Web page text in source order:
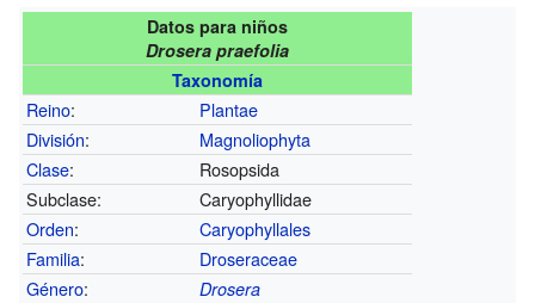
Datos para niños
Drosera praefolia
Taxonomía
Reino:
Plantae
División:
Magnoliophyta
Clase:
Rosopsida
Subclase:
Caryophyllidae
Orden:
Caryophyllales
Familia:
Droseraceae
Género: Drosera